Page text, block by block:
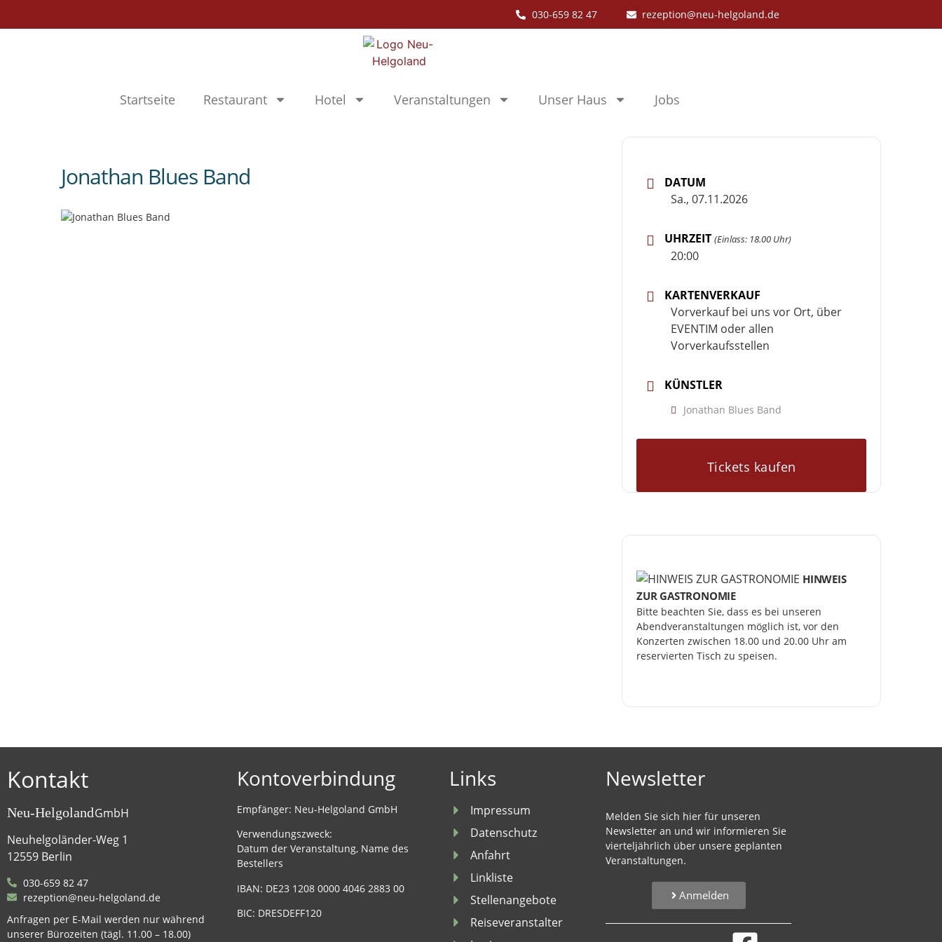
030-659 82 47 rezeption@neu-helgoland.de
Startseite Restaurant Hotel Veranstaltungen Unser Haus Jobs
Jonathan Blues Band
DATUM
Sa., 07.11.2026
UHRZEIT (Einlass: 18.00 Uhr)
20:00
KARTENVERKAUF
Vorverkauf bei uns vor Ort, über
EVENTIM oder allen
Vorverkaufsstellen
KÜNSTLER
Jonathan Blues Band
Tickets kaufen
HINWEIS
ZUR GASTRONOMIE
Bitte beachten Sie, dass es bei unseren
Abendveranstaltungen möglich ist, vor den
Konzerten zwischen 18.00 und 20.00 Uhr am
reservierten Tisch zu speisen.
Kontakt
Neu-HelgolandGmbH
Neuhelgoländer-Weg 1
12559 Berlin
030-659 82 47
rezeption@neu-helgoland.de
Anfragen per E-Mail werden nur während
unserer Bürozeiten (tägl. 11.00 – 18.00)
Kontoverbindung
Empfänger: Neu-Helgoland GmbH
Verwendungszweck:
Datum der Veranstaltung, Name des
Bestellers
IBAN: DE23 1208 0000 4046 2883 00
BIC: DRESDEFF120
Links
Impressum
Datenschutz
Anfahrt
Linkliste
Stellenangebote
Reiseveranstalter
Newsletter
Melden Sie sich hier für unseren
Newsletter an und wir informieren Sie
vierteljährlich über unsere geplanten
Veranstaltungen.
Anmelden